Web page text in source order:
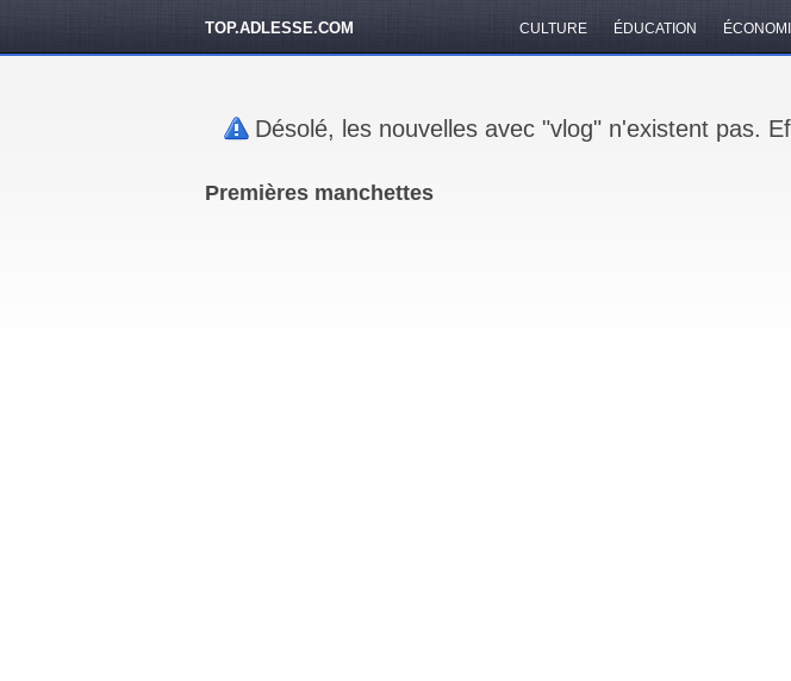
TOP.ADLESSE.COM CULTURE ÉDUCATION
Désolé, les nouvelles avec "vlog" n'existent pas.
Premières manchettes